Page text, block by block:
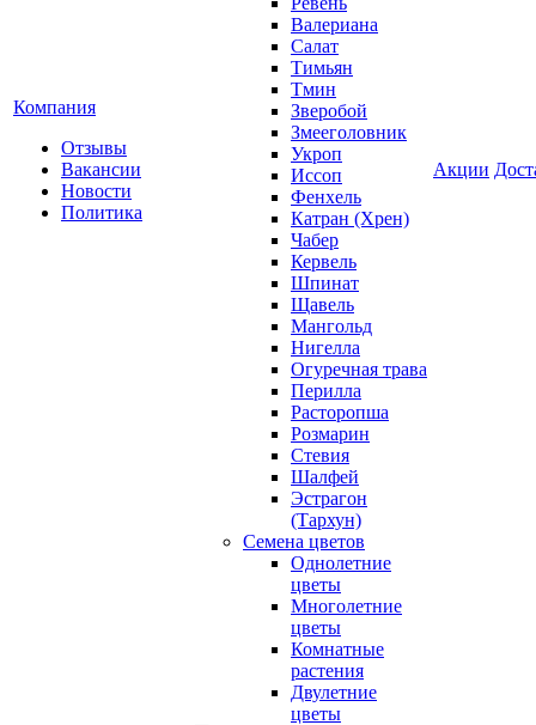
Компания
Отзывы
Вакансии
Новости
Политика
Валериана
Салат
Тимьян
Тмин
Зверобой
Змееголовник
Укроп
Иссоп
Фенхель
Катран (Хрен)
Чабер
Кервель
Шпинат
Щавель
Мангольд
Нигелла
Огуречная трава
Перилла
Расторопша
Розмарин
Стевия
Шалфей
Эстрагон
(Тархун)
Семена цветов
Однолетние
цветы
Многолетние
цветы
Комнатные
растения
Двулетние
цветы
Акции